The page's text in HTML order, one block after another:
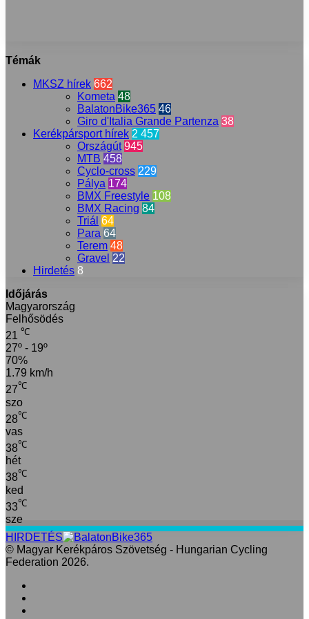
Témák
MKSZ hírek 662
Kometa 48
BalatonBike365 46
Giro d'Italia Grande Partenza 38
Kerékpársport hírek 2 457
Országút 945
MTB 458
Cyclo-cross 229
Pálya 174
BMX Freestyle 108
BMX Racing 84
Triál 64
Para 64
Terem 48
Gravel 22
Hirdetés 8
Időjárás
Magyarország
Felhősödés
21 ℃
27º - 19º
70%
1.79 km/h
27℃
szo
28℃
vas
38℃
hét
38℃
ked
33℃
sze
HIRDETÉS
© Magyar Kerékpáros Szövetség - Hungarian Cycling
Federation 2026.